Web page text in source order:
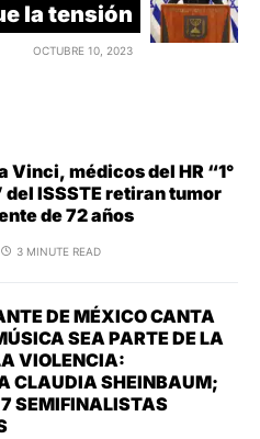
la tensión
OCTUBRE 10, 2023
Vinci, médicos del HR “1°
del ISSSTE retiran tumor
de 72 años
3 MINUTE READ
DE MÉXICO CANTA
SEA PARTE DE LA
VIOLENCIA:
CLAUDIA SHEINBAUM;
SEMIFINALISTAS